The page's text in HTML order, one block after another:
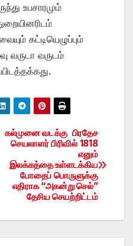
உபசாரமும்
கட்டியெழுப்பும்
வருடா வருடம்
கல்முனை வடக்கு பிரதேச
செயலாளர் பிரிவில் 1818
எனும்
இலக்கத்தை உள்ளடக்கிய
போதைப் பொருளுக்கு
எதிராக “அகன்று செல்”
தேசிய செயற்றிட்டம்